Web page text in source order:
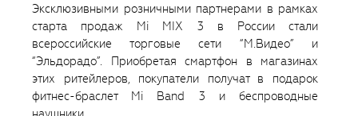
Эксклюзивными розничными партнерами в рамках
старта продаж Mi MIX 3 в России стали
всероссийские торговые сети “М.Видео” и
“Эльдорадо”. Приобретая смартфон в магазинах
этих ритейлеров, покупатели получат в подарок
фитнес-браслет Mi Band 3 и беспроводные